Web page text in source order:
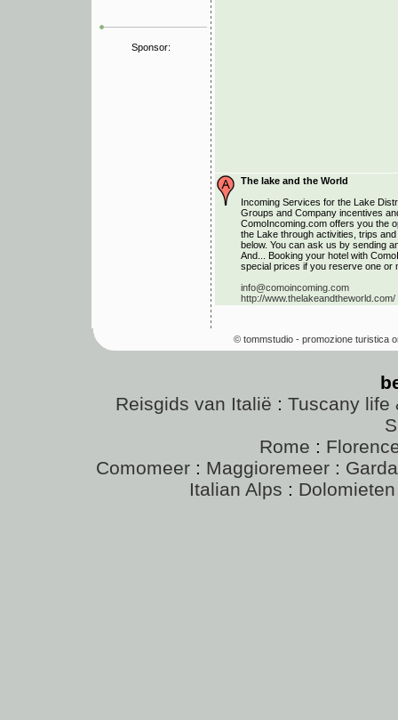
Sponsor:
The lake and the World
Incoming Services for the Lake
Groups and Company incentives
ComoIncoming.com offers you the
the Lake through activities, trips
below. You can ask us by sending
And... Booking your hotel with
special prices if you reserve one or
info@comoincoming.com
http://www.thelakeandtheworld.com/
© tommstudio - promozione turistica
Reisgids van Italië : Tuscany life
Rome :
Comomeer : Maggioremeer :
Italian Alps :